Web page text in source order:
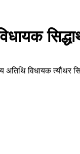
विधायक त्यौंथर